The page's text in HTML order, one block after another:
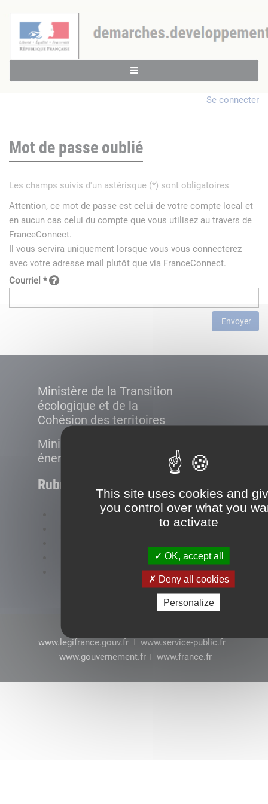
This site uses cookies and
you control over what you
to activate
OK, accept all
Deny all cookies
Personalize
Se connecter
Mot de passe oublié
Les champs suivis d'un astérisque (*) sont obligatoires
Attention, ce mot de passe est celui de votre compte local et
en aucun cas celui du compte que vous utilisez au travers de
FranceConnect.
Il vous servira uniquement lorsque vous vous connecterez
avec votre adresse mail plutôt que via FranceConnect.
Courriel *
Envoyer
Ministère de la Transition
écologique et de la
Cohésion des territoires
Ministère de la Transition
énergétique
Rubriques
www.legifrance.gouv.fr
www.service-public.fr
www.gouvernement.fr
www.france.fr